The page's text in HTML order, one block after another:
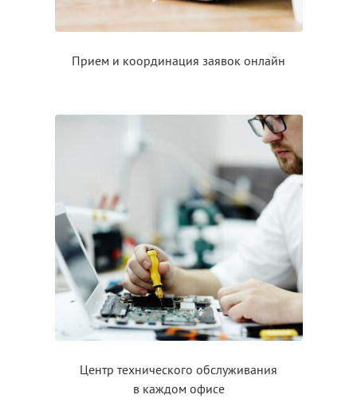
Прием и координация заявок онлайн
Центр технического обслуживания
в каждом офисе